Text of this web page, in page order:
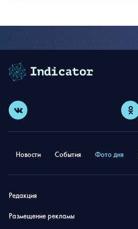
Новости События Фото дня
Редакция
Размещение рекламы